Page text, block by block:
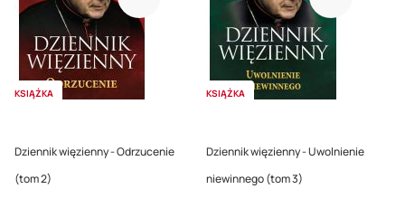
KSIĄŻKA
Dziennik więzienny - Odrzucenie
(tom 2)
KSIĄŻKA
Dziennik więzienny - Uwolnienie
niewinnego (tom 3)